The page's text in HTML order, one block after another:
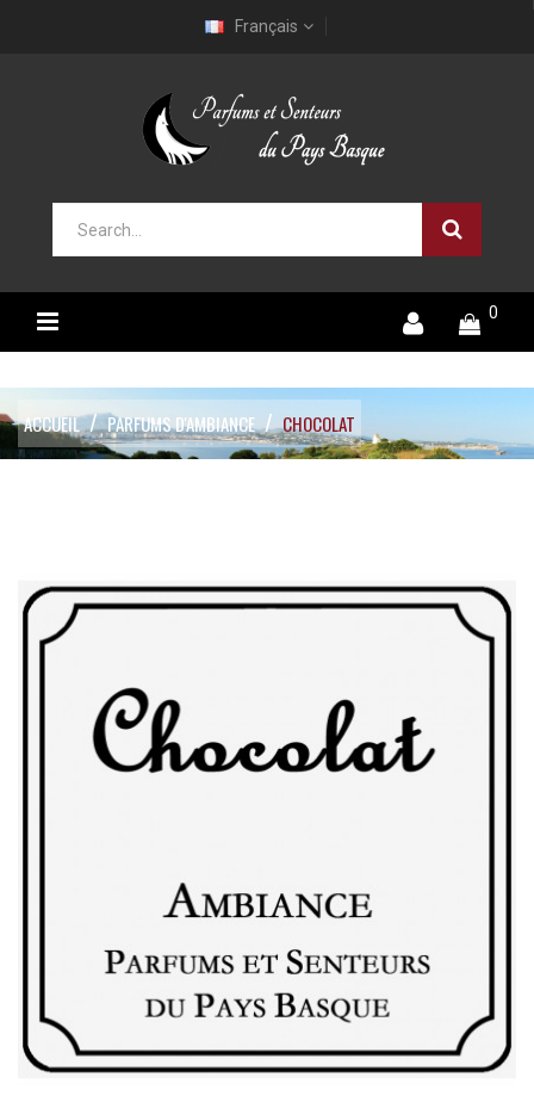
Français
0
ACCUEIL PARFUMS D'AMBIANCE CHOCOLAT